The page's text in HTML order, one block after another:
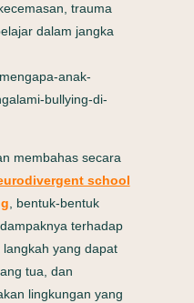
trauma
dalam jangka
anak-
bullying-di-
membahas secara
school
, bentuk-bentuk
terhadap
yang dapat
tua, dan
lingkungan yang